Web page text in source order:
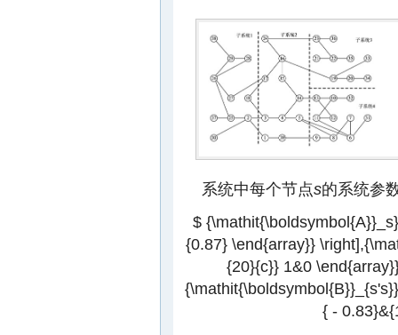
系统中每个节点s的系统参
$
{0.87} \end{array}}
{20}{c}} 1&0
{ -